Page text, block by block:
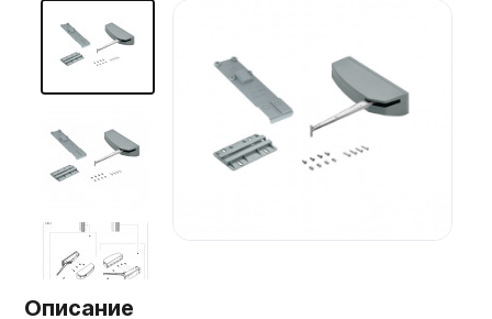
Мебельные образцы, каталоги
Описание